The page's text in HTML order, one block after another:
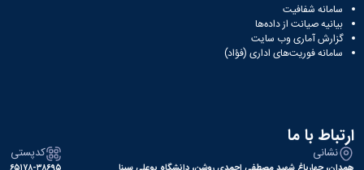
سامانه شفافیت
بیانیه صیانت از داده‌ها
گزارش آماری وب‌ سایت
سامانه فوریت‌های اداری (فؤاد)
ارتباط با ما
نشانی کدپستی